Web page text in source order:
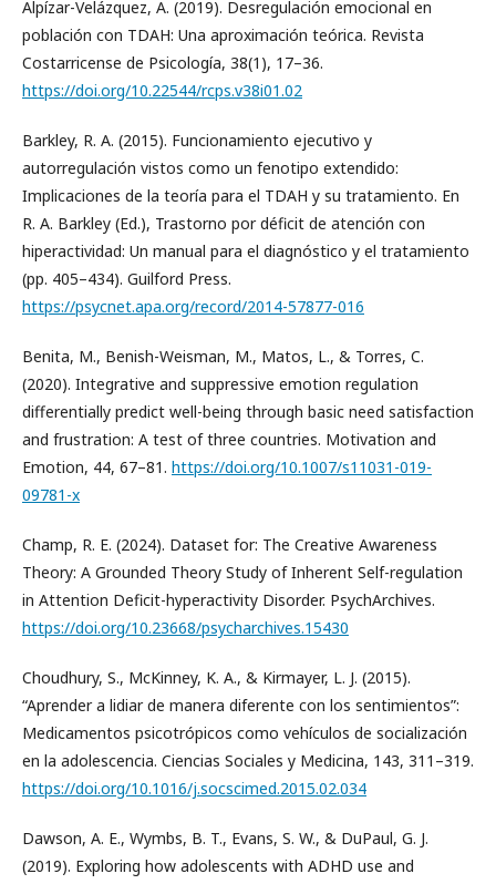
Alpízar-Velázquez, A. (2019). Desregulación emocional en
población con TDAH: Una aproximación teórica. Revista
Costarricense de Psicología, 38(1), 17–36.
https://doi.org/10.22544/rcps.v38i01.02
Barkley, R. A. (2015). Funcionamiento ejecutivo y
autorregulación vistos como un fenotipo extendido:
Implicaciones de la teoría para el TDAH y su tratamiento. En
R. A. Barkley (Ed.), Trastorno por déficit de atención con
hiperactividad: Un manual para el diagnóstico y el tratamiento
(pp. 405–434). Guilford Press.
https://psycnet.apa.org/record/2014-57877-016
Benita, M., Benish-Weisman, M., Matos, L., & Torres, C.
(2020). Integrative and suppressive emotion regulation
differentially predict well-being through basic need satisfaction
and frustration: A test of three countries. Motivation and
Emotion, 44, 67–81. https://doi.org/10.1007/s11031-019-
09781-x
Champ, R. E. (2024). Dataset for: The Creative Awareness
Theory: A Grounded Theory Study of Inherent Self-regulation
in Attention Deficit-hyperactivity Disorder. PsychArchives.
https://doi.org/10.23668/psycharchives.15430
Choudhury, S., McKinney, K. A., & Kirmayer, L. J. (2015).
“Aprender a lidiar de manera diferente con los sentimientos”:
Medicamentos psicotrópicos como vehículos de socialización
en la adolescencia. Ciencias Sociales y Medicina, 143, 311–319.
https://doi.org/10.1016/j.socscimed.2015.02.034
Dawson, A. E., Wymbs, B. T., Evans, S. W., & DuPaul, G. J.
(2019). Exploring how adolescents with ADHD use and